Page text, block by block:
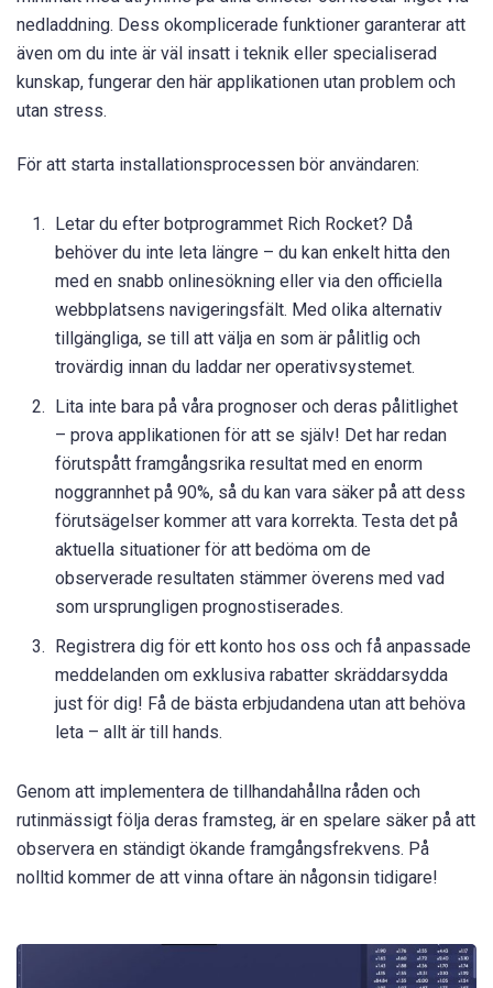
nedladdning. Dess okomplicerade funktioner garanterar att
även om du inte är väl insatt i teknik eller specialiserad
kunskap, fungerar den här applikationen utan problem och
utan stress.
För att starta installationsprocessen bör användaren:
Letar du efter botprogrammet Rich Rocket? Då
behöver du inte leta längre – du kan enkelt hitta den
med en snabb onlinesökning eller via den officiella
webbplatsens navigeringsfält. Med olika alternativ
tillgängliga, se till att välja en som är pålitlig och
trovärdig innan du laddar ner operativsystemet.
Lita inte bara på våra prognoser och deras pålitlighet
– prova applikationen för att se själv! Det har redan
förutspått framgångsrika resultat med en enorm
noggrannhet på 90%, så du kan vara säker på att dess
förutsägelser kommer att vara korrekta. Testa det på
aktuella situationer för att bedöma om de
observerade resultaten stämmer överens med vad
som ursprungligen prognostiserades.
Registrera dig för ett konto hos oss och få anpassade
meddelanden om exklusiva rabatter skräddarsydda
just för dig! Få de bästa erbjudandena utan att behöva
leta – allt är till hands.
Genom att implementera de tillhandahållna råden och
rutinmässigt följa deras framsteg, är en spelare säker på att
observera en ständigt ökande framgångsfrekvens. På
nolltid kommer de att vinna oftare än någonsin tidigare!